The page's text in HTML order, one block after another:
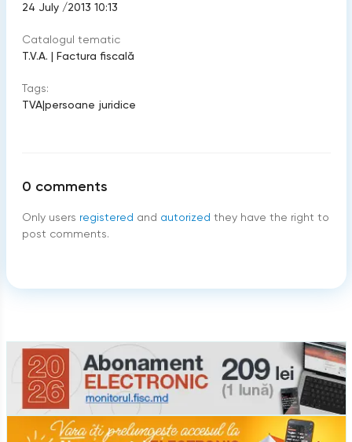
24 July /2013 10:13
Catalogul tematic
T.V.A. | Factura fiscală
Tags:
TVA|persoane juridice
0 comments
Only users registered and autorized they have the right to
post comments.